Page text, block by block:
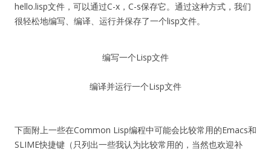
hello.lisp文件，可以通过C-x，C-s保存它。通过这种方式，我们
很轻松地编写、编译、运行并保存了一个lisp文件。
编写一个Lisp文件
编译并运行一个Lisp文件
下面附上一些在Common Lisp编程中可能会比较常用的Emacs和
SLIME快捷键（只列出一些我认为比较常用的，当然也欢迎补